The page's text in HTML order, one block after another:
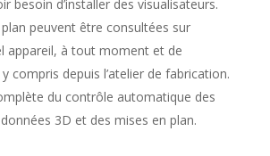
besoin d’installer des visualisateurs.
peuvent être consultées sur
appareil, à tout moment et de
compris depuis l’atelier de fabrication.
du contrôle automatique des
3D et des mises en plan.